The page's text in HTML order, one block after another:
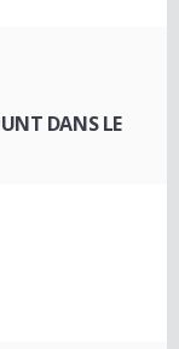
DANS LE